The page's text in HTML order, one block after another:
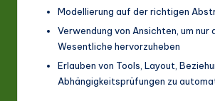
Modellierung auf der richtigen
Verwendung von Ansichten, um nur
Wesentliche hervorzuheben
Erlauben von Tools, Layout,
Abhängigkeitsprüfungen zu